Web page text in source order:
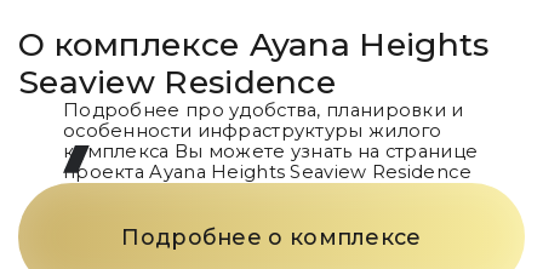
О комплексе Ayana Heights
Seaview Residence
Подробнее про удобства, планировки и
особенности инфраструктуры жилого
комплекса Вы можете узнать на странице
проектаAyana Heights Seaview Residence
Подробнее о комплексе